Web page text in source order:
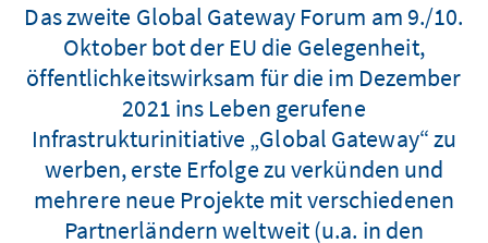
Das zweite Global Gateway Forum am 9./10.
Oktober bot der EU die Gelegenheit,
öffentlichkeitswirksam für die im Dezember
2021 ins Leben gerufene
Infrastrukturinitiative „Global Gateway“ zu
werben, erste Erfolge zu verkünden und
mehrere neue Projekte mit verschiedenen
Partnerländern weltweit (u.a. in den